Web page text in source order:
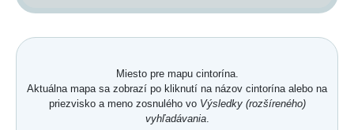
Miesto pre mapu cintorína.
Aktuálna mapa sa zobrazí po kliknutí na názov cintorína alebo na
priezvisko a meno zosnulého vo Výsledky (rozšíreného)
vyhľadávania.